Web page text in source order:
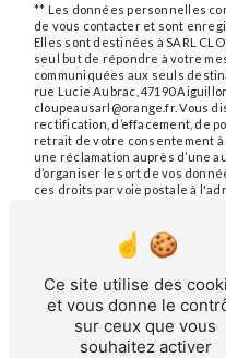
** Les données personnelles
de vous contacter et sont
Elles sont destinées à SARL
seul but de répondre à votre
communiquées aux seuls
rue Lucie Aubrac, 47190
cloupeausarl@orange.fr. Vous
rectification, d’effacement, de
retrait de votre consentement
une réclamation auprès d’une
d’organiser le sort de vos
ces droits par voie postale à
Aiguillon ZA FROMADAN ou
cloupeausarl@orange.fr. Un
demandé. Nous conservons
de contact puis pendant la
probatoires et de gestion des
inscrire sur la liste d'opposition
disponible à cette adresse:
plus d’informations sur vos droits.
Ce site utilise des
et vous donne le
sur ceux que vous
souhaitez activer